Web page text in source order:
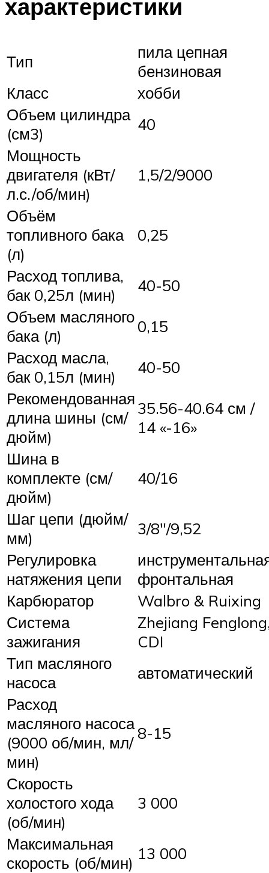
характеристики
Тип
пила цепная
бензиновая
Класс
хобби
Объем цилиндра
(см3)
40
Мощность
двигателя (кВт/
л.с./об/мин)
1,5/2/9000
Объём
топливного бака
(л)
0,25
Расход топлива,
бак 0,25л (мин)
40-50
Объем масляного
бака (л)
0,15
Расход масла,
бак 0,15л (мин)
40-50
Рекомендованная
длина шины (см/
дюйм)
35.56-40.64 см /
14 «-16»
Шина в
комплекте (см/
дюйм)
40/16
Шаг цепи (дюйм/
мм)
3/8″/9,52
Регулировка
натяжения цепи
фронтальная
Карбюратор
Walbro & Ruixing
Система
зажигания
Zhejiang
CDI
Тип масляного
насоса
автоматический
Расход
масляного насоса
(9000 об/мин, мл/
мин)
8-15
Скорость
холостого хода
(об/мин)
3 000
Максимальная
скорость (об/мин) 13 000